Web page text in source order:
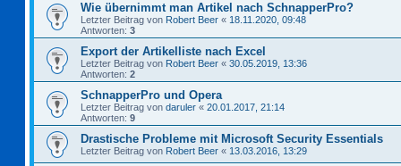
Wie übernimmt man Artikel nach SchnapperPro?
Letzter Beitrag von Robert Beer « 18.11.2020, 09:48
Antworten: 3
Export der Artikelliste nach Excel
Letzter Beitrag von Robert Beer « 30.05.2019, 13:36
Antworten: 2
SchnapperPro und Opera
Letzter Beitrag von daruler « 20.01.2017, 21:14
Antworten: 9
Drastische Probleme mit Microsoft Security Essentials
Letzter Beitrag von Robert Beer « 13.03.2016, 13:29